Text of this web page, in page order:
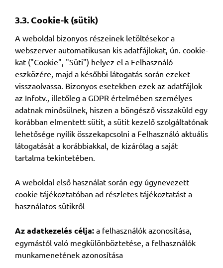
3.3. Cookie-k (sütik)
A weboldal bizonyos részeinek letöltésekor a
webszerver automatikusan kis adatfájlokat, ún. cookie-
kat ("Cookie", "Süti") helyez el a Felhasználó
eszközére, majd a későbbi látogatás során ezeket
visszaolvassa. Bizonyos esetekben ezek az adatfájlok
az Infotv., illetőleg a GDPR értelmében személyes
adatnak minősülnek, hiszen a böngésző visszaküld egy
korábban elmentett sütit, a sütit kezelő szolgáltatónak
lehetősége nyílik összekapcsolni a Felhasználó aktuális
látogatását a korábbiakkal, de kizárólag a saját
tartalma tekintetében.
A weboldal első használat során egy úgynevezett
cookie tájékoztatóban ad részletes tájékoztatást a
használatos sütikről
Az adatkezelés célja: a felhasználók azonosítása,
egymástól való megkülönböztetése, a felhasználók
munkamenetének azonosítása